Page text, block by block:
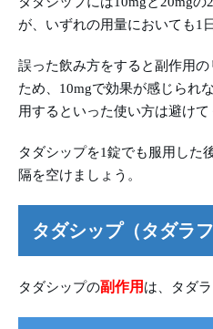
が、いずれの用量においても1
誤った飲み方をすると副作用
ため、10mgで効果が感じられ
用するといった使い方は避けて
タダシップを1錠でも服用した
隔を空けましょう。
タダシップ（タダラ
タダシップの副作用 は、タダ